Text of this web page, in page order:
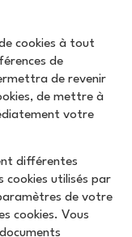
cookies à tout
de
de revenir
de mettre à
votre
différentes
cookies utilisés par
de votre
cookies. Vous